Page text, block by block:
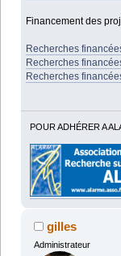
Financement des
Recherches
Recherches
Recherches
POUR ADHÉRER A
gilles
Administrateur